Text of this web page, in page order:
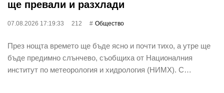
ще превали и разхлади
07.08.2026 17:19:33 212 Общество
През нощта времето ще бъде ясно и почти тихо, а утре ще
бъде предимно слънчево, съобщиха от Националния
институт по метеорология и хидрология (НИМХ). С…